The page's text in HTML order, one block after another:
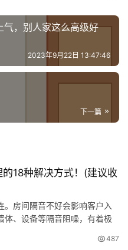
气，别人家这么高级好
2023年9月22日 13:47:46
下一篇
18种解决方式！(建议收
房间隔音不好会影响客户入
体、设备等隔音阻噪，有着极
你梳理酒店客房隔音处理的正
487